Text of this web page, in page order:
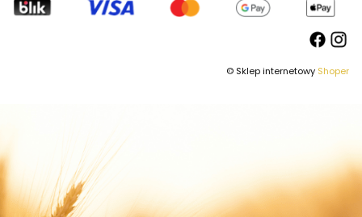
© Sklep internetowy Shoper